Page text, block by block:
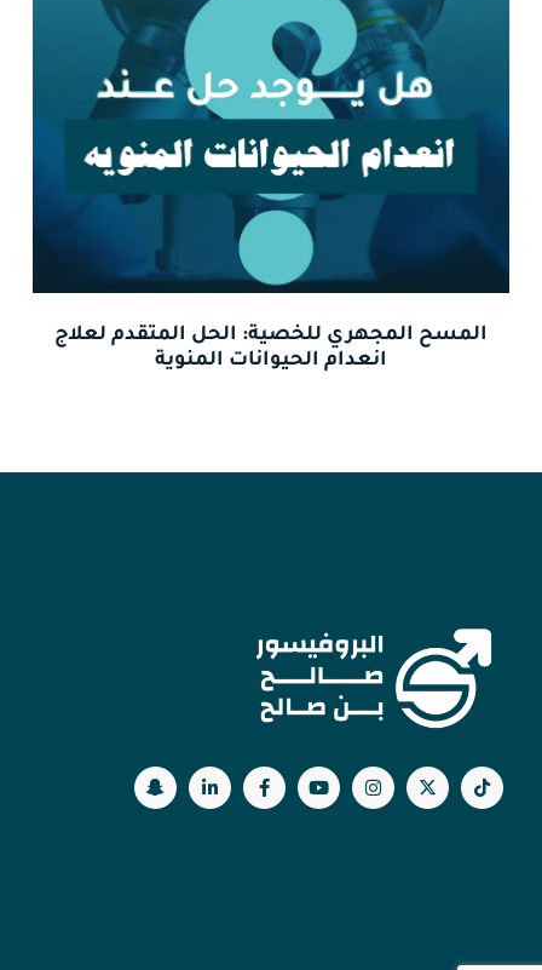
المسح المجهري للخصية: الحل المتقدم لعلاج
انعدام الحيوانات المنوية